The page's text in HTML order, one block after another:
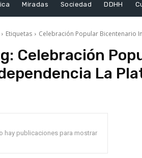
Miradas Sociedad DDHH
Etiquetas Celebración Popular Bicentenario
Celebración
La
hay publicaciones para mostrar